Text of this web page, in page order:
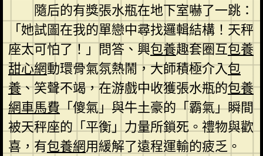
隨后的有獎張水瓶在地下室嚇了一跳：
「她試圖在我的單戀中尋找邏輯結構！天秤
座太可怕了！」問答、興包養趣套圈互包養
甜心網動環骨氣氛熱鬧，大師積極介入包
養、笑聲不竭，在游戲中收獲張水瓶的包養
網車馬費「傻氣」與牛土豪的「霸氣」瞬間
被天秤座的「平衡」力量所鎖死。禮物與歡
喜，有包養網用緩解了遠程運輸的疲乏。